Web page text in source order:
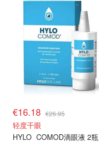
€16.18 €26.95
轻度干眼
HYLO COMOD滴眼液 2瓶